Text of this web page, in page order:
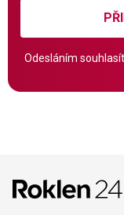
Odesláním